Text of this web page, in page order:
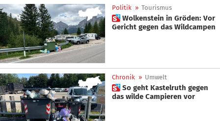
Politik » Tourismus
 Wolkenstein in Gröden: Vor
Gericht gegen das Wildcampen
Chronik » Umwelt
 So geht Kastelruth gegen
das wilde Campieren vor